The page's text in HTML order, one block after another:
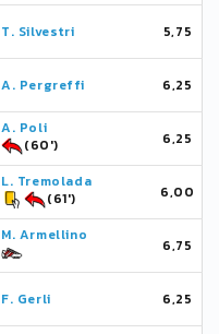
T. Silvestri 5,75
A. Pergreffi 6,25
A. Poli
(60')
6,25
L. Tremolada
(61')
6,00
M. Armellino
6,75
F. Gerli 6,25